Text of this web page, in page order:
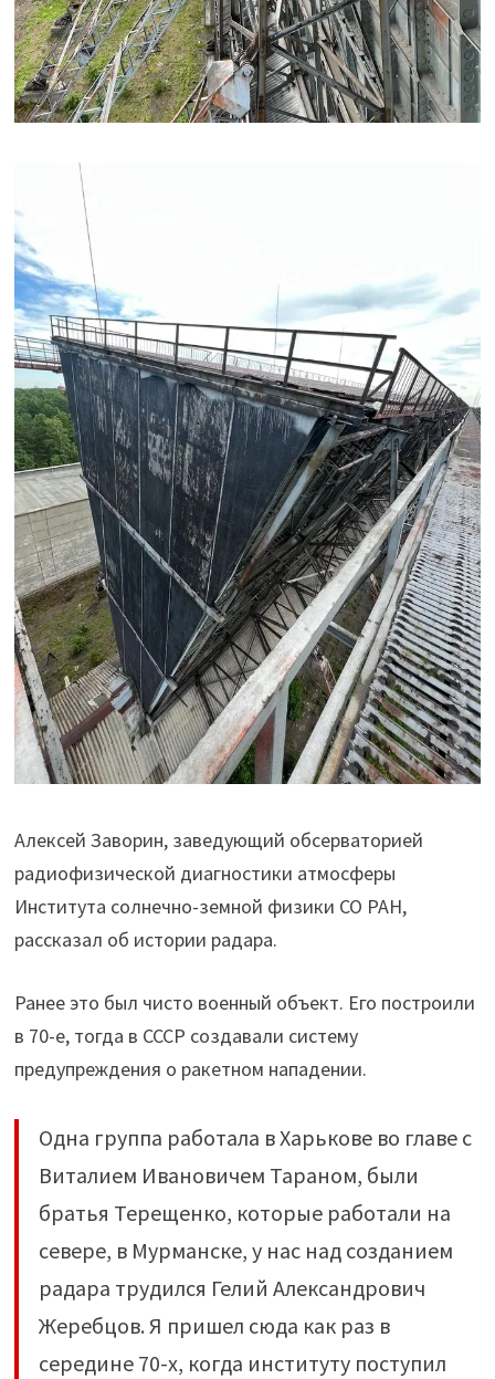
Алексей Заворин, заведующий обсерваторией
радиофизической диагностики атмосферы
Института солнечно-земной физики СО РАН,
рассказал об истории радара.
Ранее это был чисто военный объект. Его построили
в 70-е, тогда в СССР создавали систему
предупреждения о ракетном нападении.
Одна группа работала в Харькове во главе с
Виталием Ивановичем Тараном, были
братья Терещенко, которые работали на
севере, в Мурманске, у нас над созданием
радара трудился Гелий Александрович
Жеребцов. Я пришел сюда как раз в
середине 70-х, когда институту поступил